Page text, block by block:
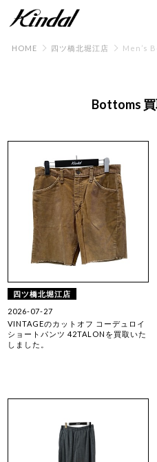
HOME 四ツ橋北堀江店 Men’s
Bottoms
四ツ橋北堀江店
2026-07-27
VINTAGEのカットオフ コーデュロイ
ショートパンツ 42TALONを買取いた
しました。